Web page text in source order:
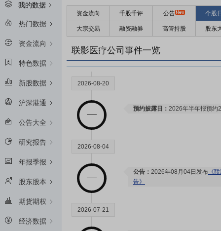
我的数据
热门数据
资金流向
特色数据
新股数据
沪深港通
公告大全
研究报告
年报季报
股东股本
期货期权
经济数据
资金流向 千股千评 公告 个股
大宗交易 融资融券 高管持股 股东
联影医疗公司事件一览
2026-08-20
预约披露日： 2026年半年报预约
2026-08-04
公告： 2026年08月04日发布 《
告》
2026-07-21